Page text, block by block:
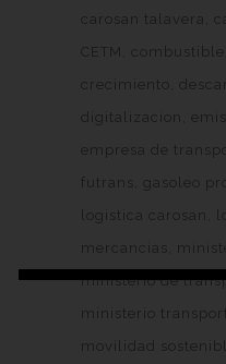
carosan talavera
CETM
combustible
crecimiento
digitalizacion
empresa de
futrans
gasoleo
logistica carosan
mercancias
ministerio de
ministerio
movilidad